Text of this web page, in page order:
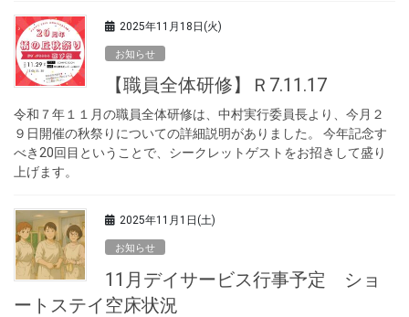
2025年11月18日(火)
お知らせ
【職員全体研修】Ｒ7.11.17
令和７年１１月の職員全体研修は、中村実行委員長より、今月２
９日開催の秋祭りについての詳細説明がありました。 今年記念す
べき20回目ということで、シークレットゲストをお招きして盛り
上げます。
2025年11月1日(土)
お知らせ
11月デイサービス行事予定 ショ
ートステイ空床状況